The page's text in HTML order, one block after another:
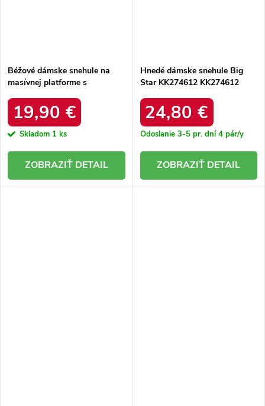
Béžové dámske snehule na
masívnej platforme s
produktu KK274194 BEŻ
19,90 €
Skladom 1 ks
DETAIL
Hnedé dámske snehule Big
Star KK274612 KK274612
24,80 €
Odoslanie 3-5 pr. dní4 pár/y
DETAIL